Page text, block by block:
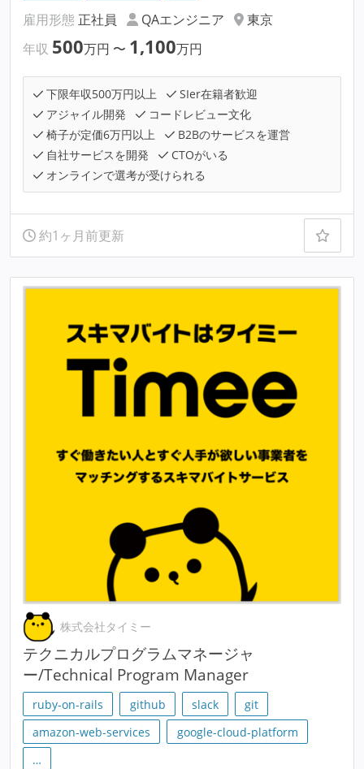
雇用形態 正社員 QAエンジニア
東京
年収 500万円 〜 1,100万円
下限年収500万円以上
SIer在籍者歓迎
アジャイル開発
コードレビュー文化
椅子が定価6万円以上
B2Bのサービスを運営
自社サービスを開発
CTOがいる
オンラインで選考が受けられる
約1ヶ月前更新
株式会社タイミー
テクニカルプログラムマネージャ
ー/Technical Program Manager
ruby-on-rails github slack
git
amazon-web-services
google-cloud-platform
…